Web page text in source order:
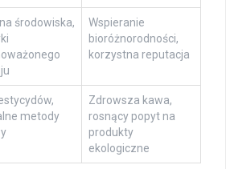
środowiska,
Wspieranie
bioróżnorodności,
korzystna reputacja
metody
Zdrowsza kawa,
rosnący popyt na
produkty
ekologiczne